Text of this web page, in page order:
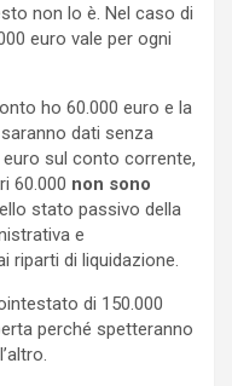
non lo è. Nel caso di
euro vale per ogni
ho 60.000 euro e la
dati senza
euro sul conto corrente,
60.000 non sono
stato passivo della
e
riparti di liquidazione.
di 150.000
perché spetteranno